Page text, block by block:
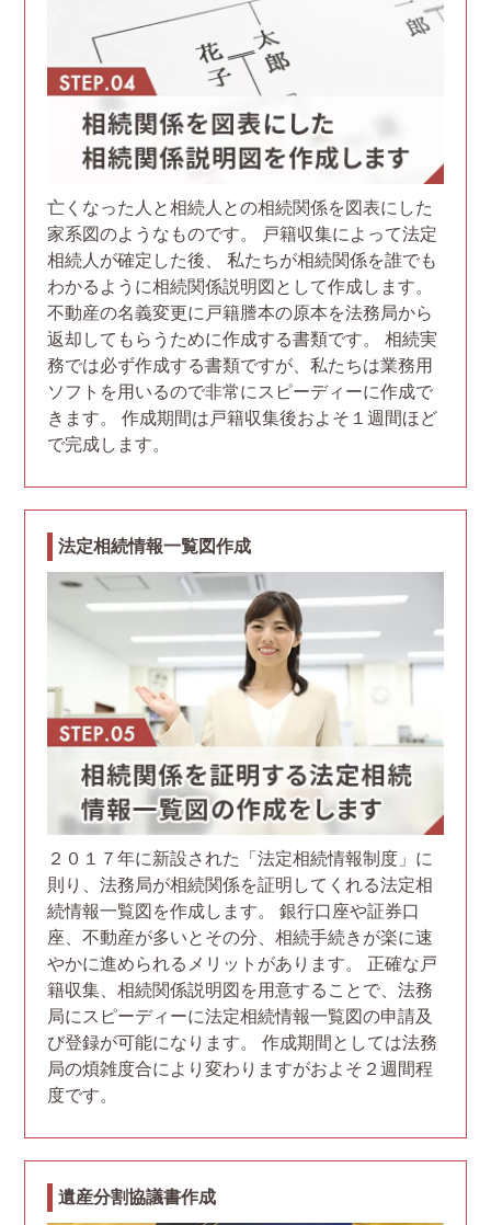
亡くなった人と相続人との相続関係を図表にした
家系図のようなものです。 戸籍収集によって法定
相続人が確定した後、 私たちが相続関係を誰でも
わかるように相続関係説明図として作成します。
不動産の名義変更に戸籍謄本の原本を法務局から
返却してもらうために作成する書類です。 相続実
務では必ず作成する書類ですが、私たちは業務用
ソフトを用いるので非常にスピーディーに作成で
きます。 作成期間は戸籍収集後およそ１週間ほど
で完成します。
法定相続情報一覧図作成
２０１７年に新設された「法定相続情報制度」に
則り、法務局が相続関係を証明してくれる法定相
続情報一覧図を作成します。 銀行口座や証券口
座、不動産が多いとその分、相続手続きが楽に速
やかに進められるメリットがあります。 正確な戸
籍収集、相続関係説明図を用意することで、法務
局にスピーディーに法定相続情報一覧図の申請及
び登録が可能になります。 作成期間としては法務
局の煩雑度合により変わりますがおよそ２週間程
度です。
遺産分割協議書作成